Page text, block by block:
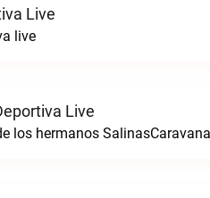
Live
live
Live
los hermanos